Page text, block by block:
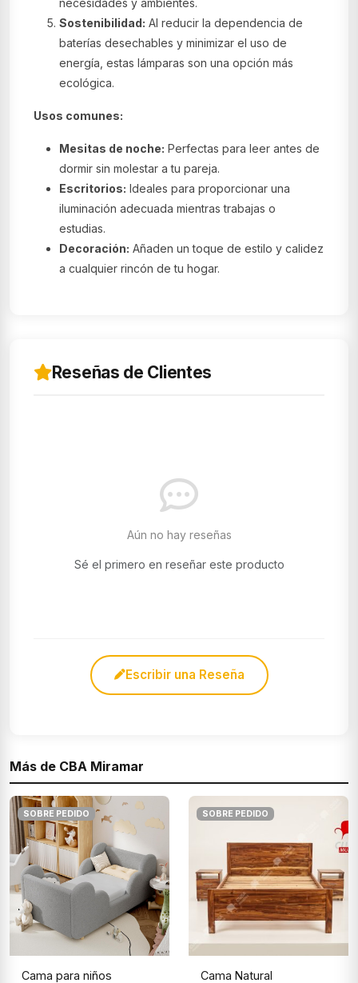
Sostenibilidad: Al reducir la dependencia de
baterías desechables y minimizar el uso de
energía, estas lámparas son una opción más
ecológica.
Usos comunes:
Mesitas de noche: Perfectas para leer antes de
dormir sin molestar a tu pareja.
Escritorios: Ideales para proporcionar una
iluminación adecuada mientras trabajas o
estudias.
Decoración: Añaden un toque de estilo y calidez
a cualquier rincón de tu hogar.
Reseñas de Clientes
Aún no hay reseñas
Sé el primero en reseñar este producto
Escribir una Reseña
Más de CBA Miramar
SOBRE PEDIDO
Cama para niños
SOBRE PEDIDO
Cama Natural